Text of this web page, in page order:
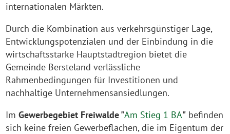
internationalen Märkten.
Durch die Kombination aus verkehrsgünstiger Lage,
Entwicklungspotenzialen und der Einbindung in die
wirtschaftsstarke Hauptstadtregion bietet die
Gemeinde Bersteland verlässliche
Rahmenbedingungen für Investitionen und
nachhaltige Unternehmensansiedlungen.
ImGewerbegebiet Freiwalde "Am Stieg 1 BA" befinden
sich keine freien Gewerbeflächen, die im Eigentum der